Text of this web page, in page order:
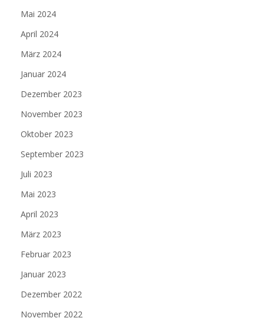
Mai 2024
April 2024
März 2024
Januar 2024
Dezember 2023
November 2023
Oktober 2023
September 2023
Juli 2023
Mai 2023
April 2023
März 2023
Februar 2023
Januar 2023
Dezember 2022
November 2022